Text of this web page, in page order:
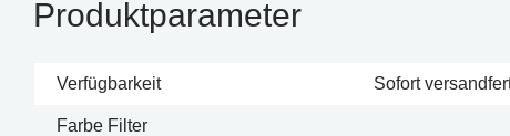
Produktparameter
Verfügbarkeit Sofort
Farbe Filter